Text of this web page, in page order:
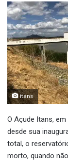
itans
O Açude Itans,
desde sua
total, o
morto, quando